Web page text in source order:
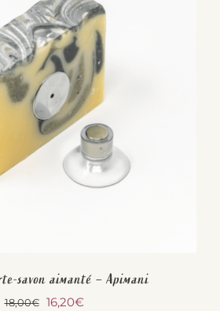
savon aimanté – Apimani
18,00€ Le
16,20€Le